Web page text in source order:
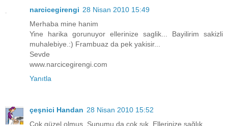
narcicegirengi 28 Nisan 2010 15:49
Merhaba mine hanim
Yine harika gorunuyor ellerinize saglik... Bayilirim sakizli
muhalebiye.:) Frambuaz da pek yakisir...
Sevde
www.narcicegirengi.com
Yanıtla
çeşnici Handan 28 Nisan 2010 15:52
Çok güzel olmuş. Sunumu da çok şık. Ellerinize sağlık.